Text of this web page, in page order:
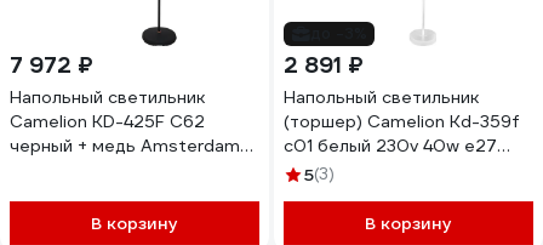
7 972 ₽
Напольный светильник
Camelion KD-425F C62
черный + медь Amsterdam
В корзину
2 891 ₽
Напольный светильник
(торшер) Camelion Kd-359f
c01 белый 230v 40w e27
15187
5(3)
В корзину